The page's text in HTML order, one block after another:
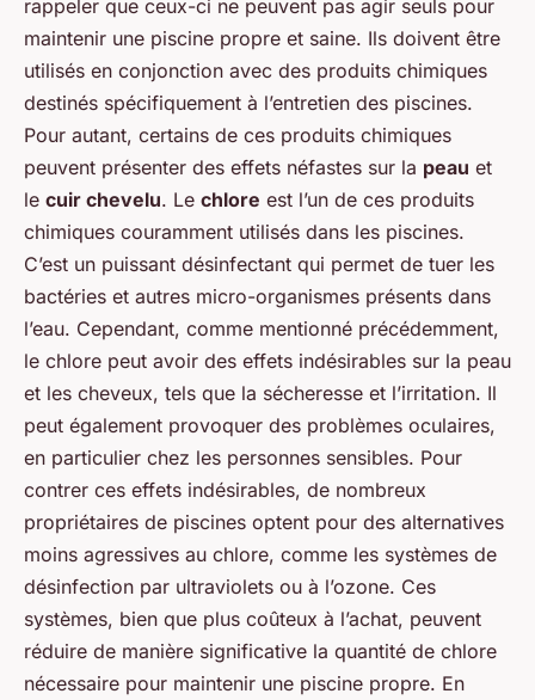
rappeler que ceux-ci ne peuvent pas agir seuls pour
maintenir une piscine propre et saine. Ils doivent être
utilisés en conjonction avec des produits chimiques
destinés spécifiquement à l’entretien des piscines.
Pour autant, certains de ces produits chimiques
peuvent présenter des effets néfastes sur la peau et
le cuir chevelu. Le chlore est l’un de ces produits
chimiques couramment utilisés dans les piscines.
C’est un puissant désinfectant qui permet de tuer les
bactéries et autres micro-organismes présents dans
l’eau. Cependant, comme mentionné précédemment,
le chlore peut avoir des effets indésirables sur la peau
et les cheveux, tels que la sécheresse et l’irritation. Il
peut également provoquer des problèmes oculaires,
en particulier chez les personnes sensibles. Pour
contrer ces effets indésirables, de nombreux
propriétaires de piscines optent pour des alternatives
moins agressives au chlore, comme les systèmes de
désinfection par ultraviolets ou à l’ozone. Ces
systèmes, bien que plus coûteux à l’achat, peuvent
réduire de manière significative la quantité de chlore
nécessaire pour maintenir une piscine propre. En